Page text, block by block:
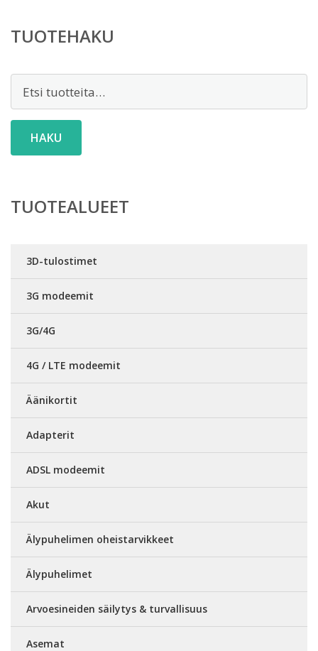
TUOTEHAKU
HAKU
TUOTEALUEET
3D-tulostimet
3G modeemit
3G/4G
4G / LTE modeemit
Äänikortit
Adapterit
ADSL modeemit
Akut
Älypuhelimen oheistarvikkeet
Älypuhelimet
Arvoesineiden säilytys & turvallisuus
Asemat